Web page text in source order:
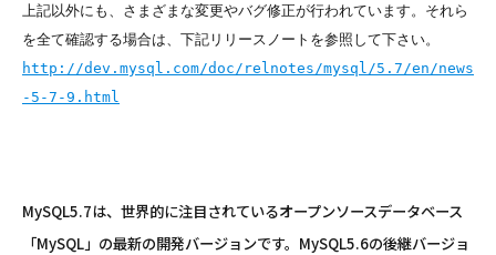
上記以外にも、さまざまな変更やバグ修正が行われています。それら
http://dev.mysql.com/doc/relnotes/mysql/5.7/en/news
-5-7-9.html
MySQL5.7は、世界的に注目されているオープンソースデータベース
「MySQL」の最新の開発バージョンです。MySQL5.6の後継バージョ